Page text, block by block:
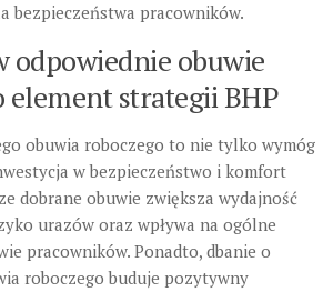
bezpieczeństwa pracowników.
odpowiednie obuwie
element strategii BHP
obuwia roboczego to nie tylko wymóg
w bezpieczeństwo i komfort
dobrane obuwie zwiększa wydajność
urazów oraz wpływa na ogólne
pracowników. Ponadto, dbanie o
roboczego buduje pozytywny